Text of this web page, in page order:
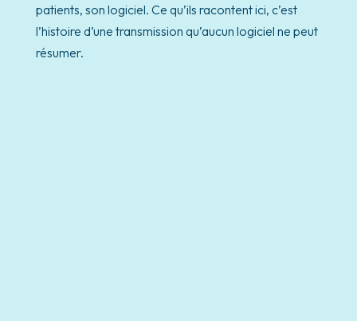
patients, son logiciel. Ce qu’ils racontent ici, c’est
l’histoire d’une transmission qu’aucun logiciel ne peut
résumer.